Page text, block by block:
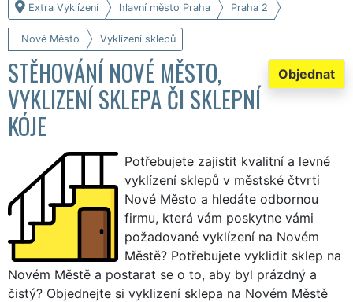
Extra Vyklízení hlavní město Praha Praha 2
Nové Město Vyklízení sklepů
Objednat
STĚHOVÁNÍ NOVÉ MĚSTO,
VYKLIZENÍ SKLEPA ČI SKLEPNÍ
KÓJE
Potřebujete zajistit kvalitní a levné
vyklízení sklepů v městské čtvrti
Nové Město a hledáte odbornou
firmu, která vám poskytne vámi
požadované vyklízení na Novém
Městě? Potřebujete vyklidit sklep na
Novém Městě a postarat se o to, aby byl prázdný a
čistý? Objednejte si vyklizení sklepa na Novém Městě